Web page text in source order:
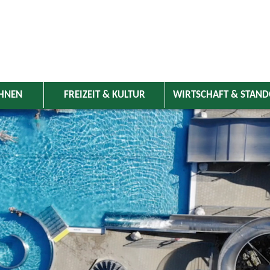
FREIZEIT & KULTUR WIRTSCHAFT &